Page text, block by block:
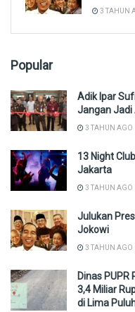
3 TAHUN
Popular
Adik Ipar
Jangan Jadi
3 TAHUN AGO
13 Night
Jakarta
3 TAHUN AGO
Julukan
Jokowi
3 TAHUN AGO
Dinas
3,4 Miliar
di Lima